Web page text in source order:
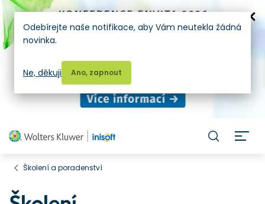
Školení a poradenství
Odebírejte naše notifikace, aby Vám neutekla žádná
novinka.
Ano, zapnout
Ne, děkuji